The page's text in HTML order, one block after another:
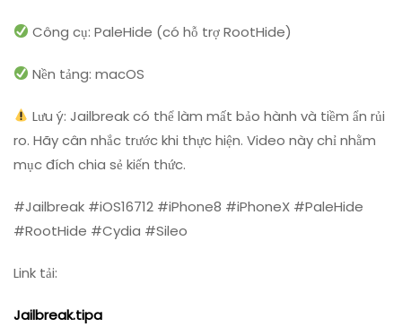
Công cụ: PaleHide (có hỗ trợ RootHide)
Nền tảng: macOS
Lưu ý: Jailbreak có thể làm mất bảo hành và tiềm ẩn rủi
ro. Hãy cân nhắc trước khi thực hiện. Video này chỉ nhằm
mục đích chia sẻ kiến thức.
#Jailbreak #iOS16712 #iPhone8 #iPhoneX #PaleHide
#RootHide #Cydia #Sileo
Link tải:
Jailbreak.tipa